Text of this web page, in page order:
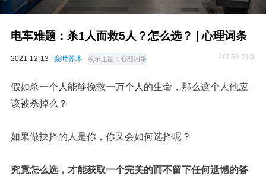
电车难题：杀1人而救5人？怎么选？ | 心理词条
2021-12-13 栾叶苏木 收录主题： 心理词条 20053 阅读
假如杀一个人能够挽救一万个人的生命，那么这个人他应
该被杀掉么？
如果做抉择的人是你，你又会如何选择呢？
究竟怎么选，才能获取一个完美的而不留下任何遗憾的答